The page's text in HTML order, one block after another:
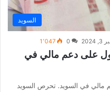
السويد
0 1٬047
على دعم مالي في
مالي في السويد. تحرص السويد